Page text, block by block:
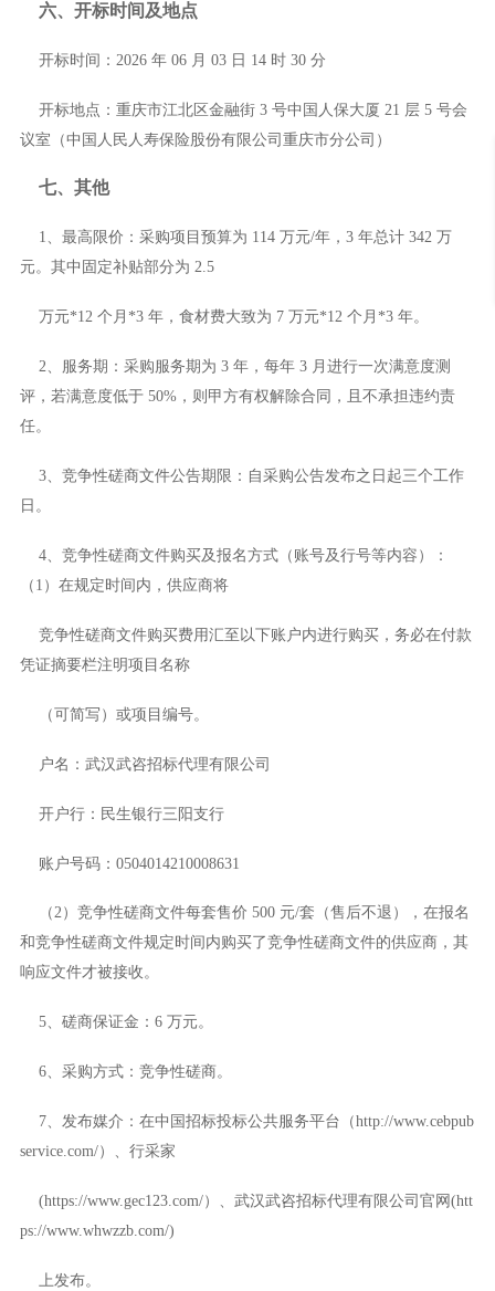
六、开标时间及地点
开标时间： 2026 年 06 月 03 日 14 时 30 分
开标地点： 重庆市江北区金融街 3 号中国人保大厦 21 层 5 号会
议室（中国人民人寿保险股份有限公司重庆市分公司）
七、其他
1、最高限价：采购项目预算为 114 万元/年，3 年总计 342 万
元。其中固定补贴部分为 2.5
万元*12 个月*3 年，食材费大致为 7 万元*12 个月*3 年。
2、服务期：采购服务期为 3 年，每年 3 月进行一次满意度测
评，若满意度低于 50%，则甲方有权解除合同，且不承担违约责
任。
3、竞争性磋商文件公告期限：自采购公告发布之日起三个工作
日。
4、竞争性磋商文件购买及报名方式（账号及行号等内容）：
（1）在规定时间内，供应商将
竞争性磋商文件购买费用汇至以下账户内进行购买，务必在付款
凭证摘要栏注明项目名称
（可简写）或项目编号。
户名：武汉武咨招标代理有限公司
开户行：民生银行三阳支行
账户号码： 0504014210008631
（2）竞争性磋商文件每套售价 500 元/套（售后不退），在报名
和竞争性磋商文件规定时间内购买了竞争性磋商文件的供应商，其
响应文件才被接收。
5、磋商保证金：6 万元。
6、采购方式：竞争性磋商。
7、发布媒介：在中国招标投标公共服务平台（http://www.cebpub
service.com/）、行采家
(https://www.gec123.com/）、武汉武咨招标代理有限公司官网(htt
ps://www.whwzzb.com/)
上发布。